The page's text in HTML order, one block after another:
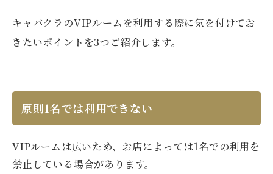
キャバクラのVIPルームを利用する際に気を付けてお
きたいポイントを3つご紹介します。
原則1名では利用できない
VIPルームは広いため、お店によっては1名での利用を
禁止している場合があります。